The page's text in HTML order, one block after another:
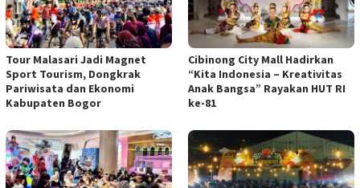
Tour Malasari Jadi Magnet
Sport Tourism, Dongkrak
Pariwisata dan Ekonomi
Kabupaten Bogor
Cibinong City Mall Hadirkan
“Kita Indonesia – Kreativitas
Anak Bangsa” Rayakan HUT RI
ke-81